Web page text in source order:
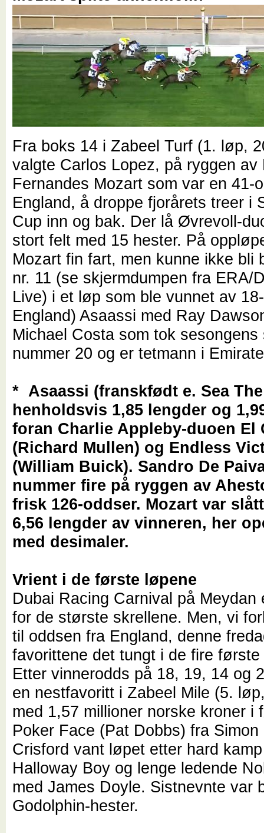
Fra boks 14 i Zabeel Turf (1. løp,
valgte Carlos Lopez, på ryggen av
Fernandes Mozart som var en 41-
England, å droppe fjorårets treer i
Cup inn og bak. Der lå Øvrevoll-
stort felt med 15 hester. På
Mozart fin fart, men kunne ikke bli
nr. 11 (se skjermdumpen fra ERA/
Live) i et løp som ble vunnet av
England) Asaassi med Ray
Michael Costa som tok sesongens
nummer 20 og er tetmann i
* Asaassi (franskfødt e. Sea
henholdsvis 1,85 lengder og
foran Charlie Appleby-duoen El
(Richard Mullen) og Endless
(William Buick). Sandro De
nummer fire på ryggen av
frisk 126-oddser. Mozart var
6,56 lengder av vinneren, her
med desimaler.
Vrient i de første løpene
Dubai Racing Carnival på Meydan
for de største skrellene. Men, vi
til oddsen fra England, denne
favorittene det tungt i de fire
Etter vinnerodds på 18, 19, 14 og
en nestfavoritt i Zabeel Mile (5.
med 1,57 millioner norske kroner i
Poker Face (Pat Dobbs) fra Simon
Crisford vant løpet etter hard
Halloway Boy og lenge ledende
med James Doyle. Sistnevnte var
Godolphin-hester.